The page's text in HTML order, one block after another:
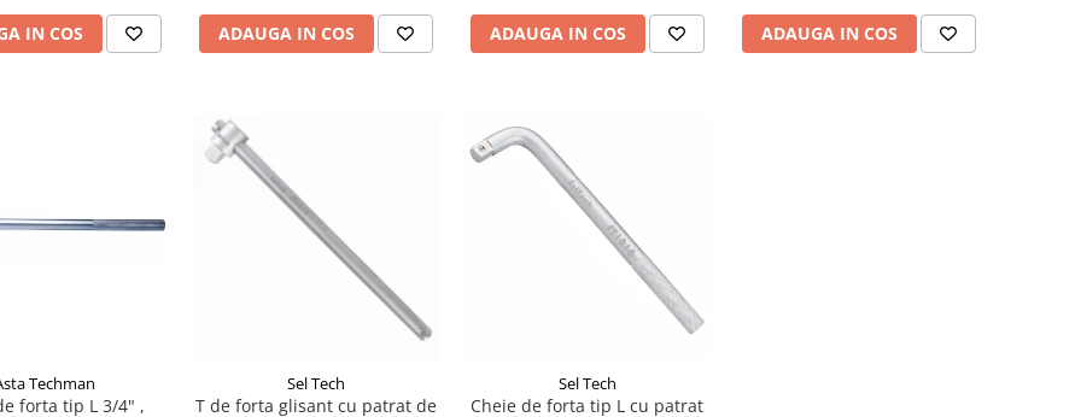
IN COS ADAUGA IN COS ADAUGA IN COS ADAUGA IN COS
Techman
forta tip L 3/4" ,
Sel Tech
T de forta glisant cu patrat de
Sel Tech
Cheie de forta tip L cu patrat